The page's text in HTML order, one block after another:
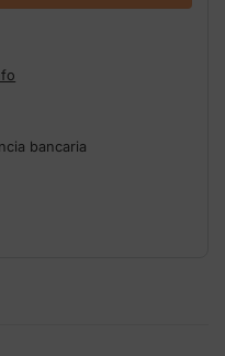
bancaria